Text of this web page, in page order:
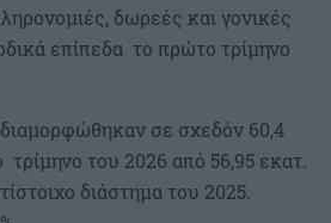
δωρεές και γονικές
επίπεδα το πρώτο τρίμηνο
διαμορφώθηκαν σε σχεδόν 60,4
του 2026 από 56,95 εκατ.
διάστημα του 2025.